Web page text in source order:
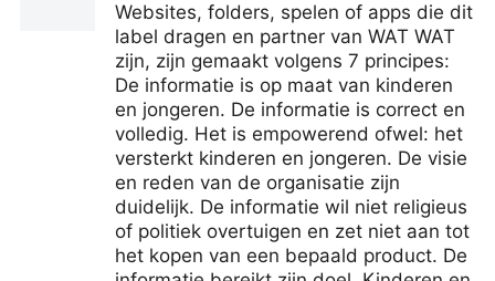
Websites, folders, spelen of apps die dit
label dragen en partner van WAT WAT
zijn, zijn gemaakt volgens 7 principes:
De informatie is op maat van kinderen
en jongeren. De informatie is correct en
volledig. Het is empowerend ofwel: het
versterkt kinderen en jongeren. De visie
en reden van de organisatie zijn
duidelijk. De informatie wil niet religieus
of politiek overtuigen en zet niet aan tot
het kopen van een bepaald product. De